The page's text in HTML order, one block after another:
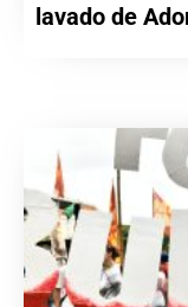
lavado de